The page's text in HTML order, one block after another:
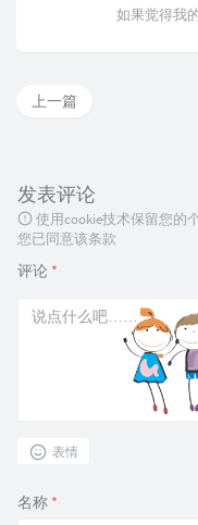
如果觉得我
上一篇
发表评论
使用cookie技术保留您的
您已同意该条款
评论 *
表情
名称 *